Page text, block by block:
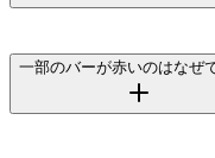
一部のバーが赤いのはなぜ